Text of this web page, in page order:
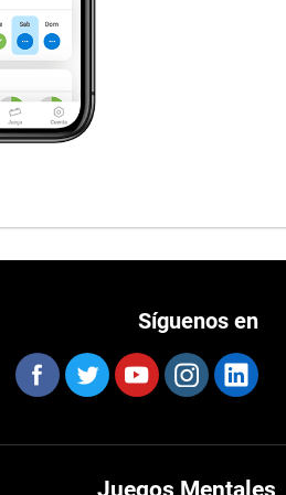
Síguenos en
Juegos Mentales